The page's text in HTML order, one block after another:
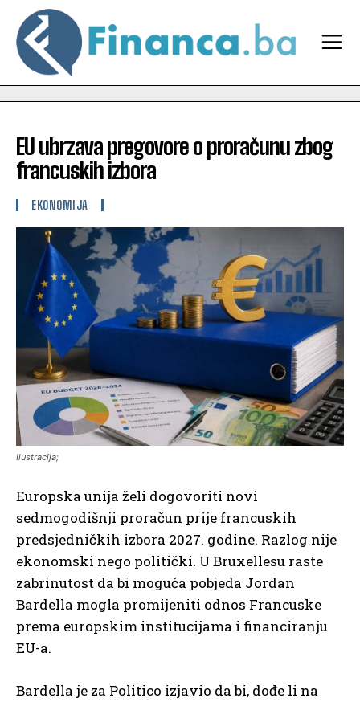
EU ubrzava pregovore o proračunu zbog
francuskih izbora
EKONOMIJA
Ilustracija;
Europska unija želi dogovoriti novi
sedmogodišnji proračun prije francuskih
predsjedničkih izbora 2027. godine. Razlog nije
ekonomski nego politički. U Bruxellesu raste
zabrinutost da bi moguća pobjeda Jordan
Bardella mogla promijeniti odnos Francuske
prema europskim institucijama i financiranju
EU-a.
Bardella je za Politico izjavio da bi, dođe li na